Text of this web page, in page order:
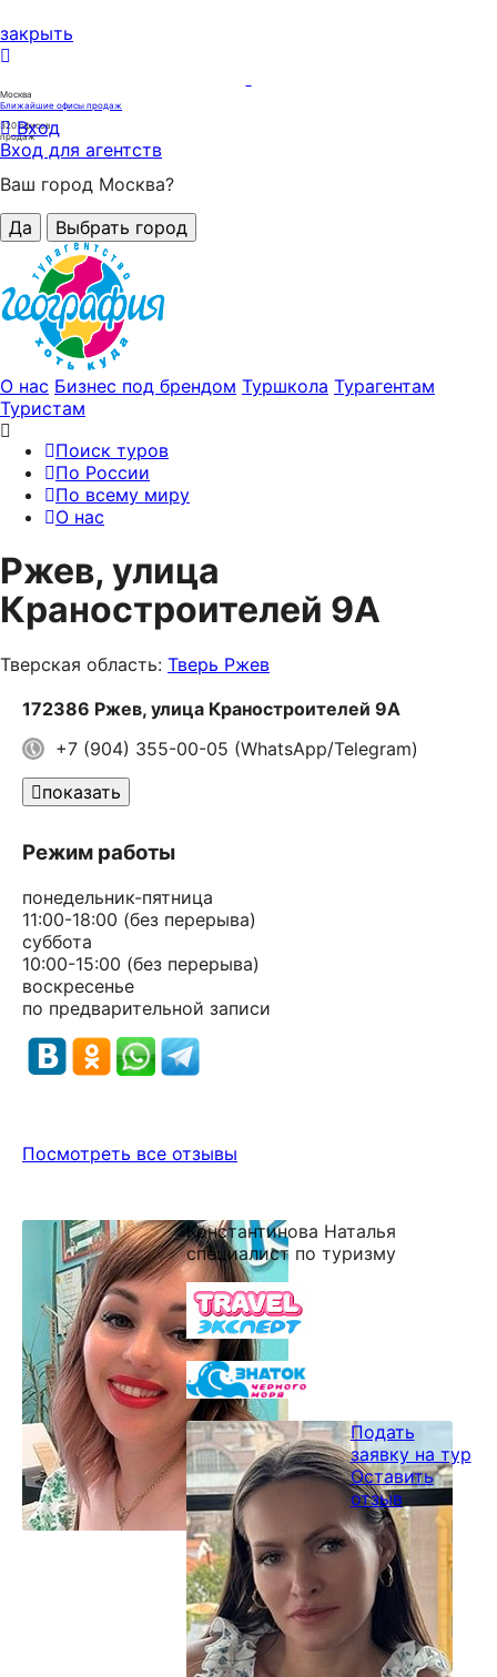
закрыть
Москва
Ближайшие офисы продаж
320офисов
продаж
Вход
Вход для агентств
Ваш город Москва?
Да
Выбрать город
О нас Бизнес под брендом Туршкола Турагентам
Туристам
Поиск туров
По России
По всему миру
О нас
Ржев, улица
Краностроителей 9А
Тверская область: Тверь Ржев
172386 Ржев, улица Краностроителей 9А
+7 (904) 355-00-05 (WhatsApp/Telegram)
показать
Режим работы
понедельник-пятница
11:00-18:00 (без перерыва)
суббота
10:00-15:00 (без перерыва)
воскресенье
по предварительной записи
Посмотреть все отзывы
Константинова Наталья
специалист по туризму
Подать
заявку на тур
Оставить
отзыв